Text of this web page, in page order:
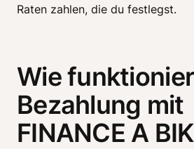
Raten zahlen, die du festlegst.
Wie
Bezahlung mit
FINANCE A